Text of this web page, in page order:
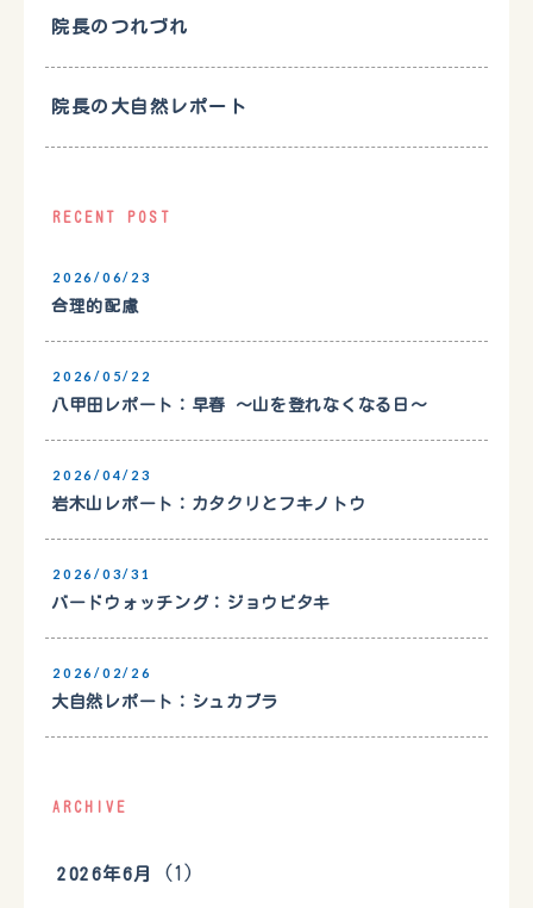
院長のつれづれ
院長の大自然レポート
RECENT POST
2026/06/23
合理的配慮
2026/05/22
八甲田レポート：早春 〜山を登れなくなる日〜
2026/04/23
岩木山レポート：カタクリとフキノトウ
2026/03/31
バードウォッチング：ジョウビタキ
2026/02/26
大自然レポート：シュカブラ
ARCHIVE
2026年6月 (1)